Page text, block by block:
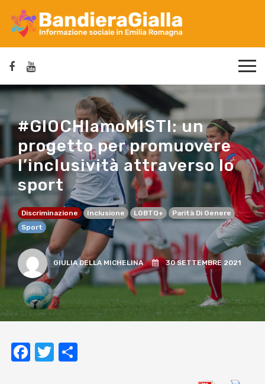
#GIOCHIamoMISTI: un
progetto per promuovere
l’inclusività attraverso lo
sport
Discriminazione Inclusione LGBTQ+
Parità Di Genere
Sport
GIULIA DELLA MICHELINA 30 SETTEMBRE 2021
Facebook
Twitter